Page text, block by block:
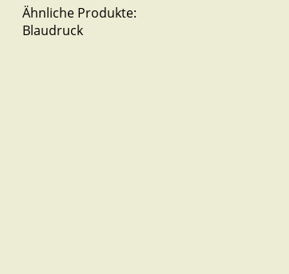
Ähnliche Produkte:
Blaudruck